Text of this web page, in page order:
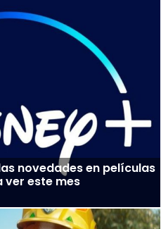
novedades en películas
ver este mes